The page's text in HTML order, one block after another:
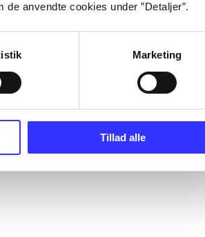
anvendte cookies under ”Detaljer”.
Marketing
Tillad alle